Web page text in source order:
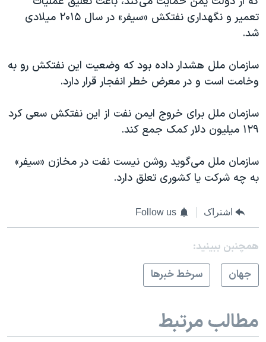
تعمیر و نگهداری نفتکش «سیفر» در سال ۲۰۱۵ میلادی
شد.
سازمان ملل هشدار داده بود که وضعیت این نفتکش رو به
وخامت است و در معرض خطر انفجار قرار دارد.
سازمان ملل برای خروج ایمن نفت از این نفتکش سعی کرد
۱۲۹ میلیون دلار کمک جمع کند.
سازمان ملل می‌گوید روشن نیست نفت در مخازن «سیفر»
به چه شرکت یا کشوری تعلق دارد.
اشتراک Follow us
همچنبن ببینید:
جهان
سرخط خبرها
مطالب مرتبط